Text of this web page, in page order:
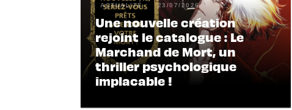
ACTUALITÉ 23/07/2026
Une nouvelle création
rejoint le catalogue : Le
Marchand de Mort, un
thriller psychologique
implacable !